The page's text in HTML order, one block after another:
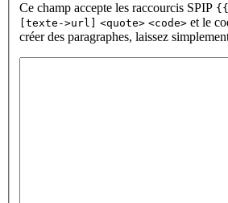
Ce champ accepte les raccourcis SPIP
[texte->url]
<quote> <code> et le
créer des paragraphes, laissez